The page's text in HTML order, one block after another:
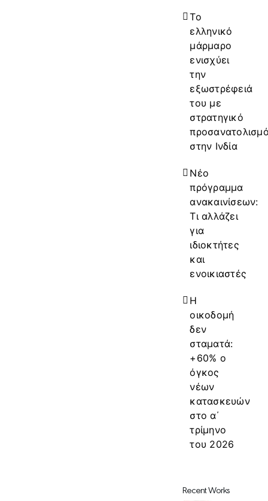
Το
ελληνικό
μάρμαρο
ενισχύει
την
εξωστρέφειά
του με
στρατηγικό
στην Ινδία
Νέο
πρόγραμμα
ανακαινίσεων:
Τι αλλάζει
για
ιδιοκτήτες
και
ενοικιαστές
Η
οικοδομή
δεν
σταματά:
+60% ο
όγκος
νέων
κατασκευών
στο α΄
τρίμηνο
του 2026
Recent Works